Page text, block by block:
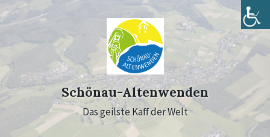
to
content
to
main
navigation
to
footer
Schönau-Altenwenden
Das geilste Kaff der Welt